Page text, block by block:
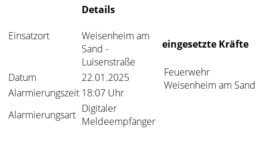
Einsatzort
Details
Weisenheim am
Sand -
Luisenstraße
Datum
22.01.2025
Alarmierungszeit 18:07 Uhr
Alarmierungsart Digitaler
Meldeempfänger
eingesetzte Kräfte
Feuerwehr
Weisenheim am Sand